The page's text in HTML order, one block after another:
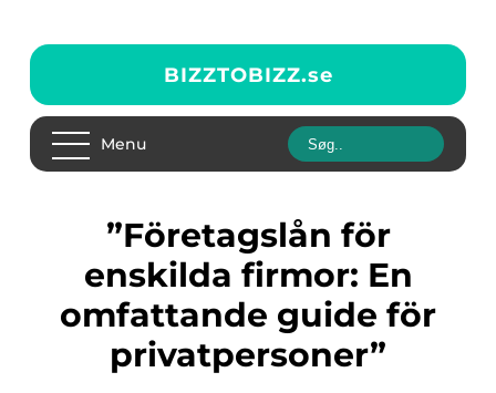
BIZZTOBIZZ.se
Menu
”Företagslån för
enskilda firmor: En
omfattande guide för
privatpersoner”